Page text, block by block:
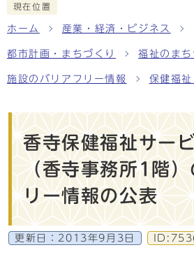
現在位置
ホーム 産業・経済・ビジネス
都市計画・まちづくり 福祉のまち
施設のバリアフリー情報 保健福
香寺保健福祉サー
（香寺事務所1階
リー情報の公表
更新日： 2013年9月3日